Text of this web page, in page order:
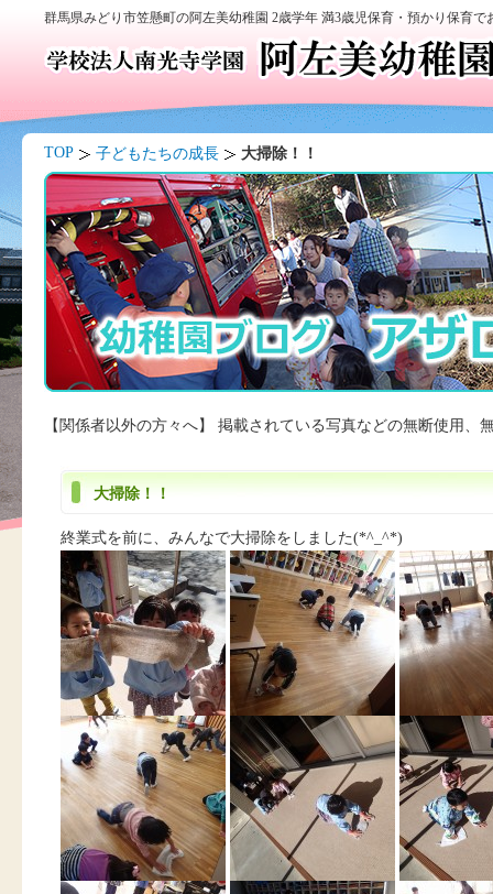
群馬県みどり市笠懸町の阿左美幼稚園 2歳学年 満3歳児保育・預かり保育
TOP 子どもたちの成長 大掃除！！
【関係者以外の方々へ】 掲載されている写真などの無断使用、
大掃除！！
終業式を前に、みんなで大掃除をしました(*^_^*)